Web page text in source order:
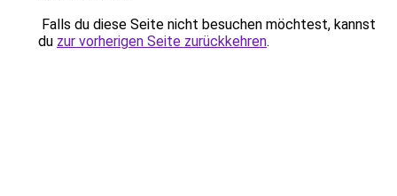
Falls du diese Seite nicht besuchen möchtest, kannst
du zur vorherigen Seite zurückkehren.